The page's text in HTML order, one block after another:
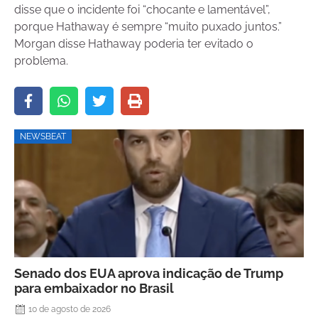
disse que o incidente foi “chocante e lamentável”,
porque Hathaway é sempre “muito puxado juntos.”
Morgan disse Hathaway poderia ter evitado o
problema.
NEWSBEAT
Senado dos EUA aprova indicação de Trump
para embaixador no Brasil
10 de agosto de 2026